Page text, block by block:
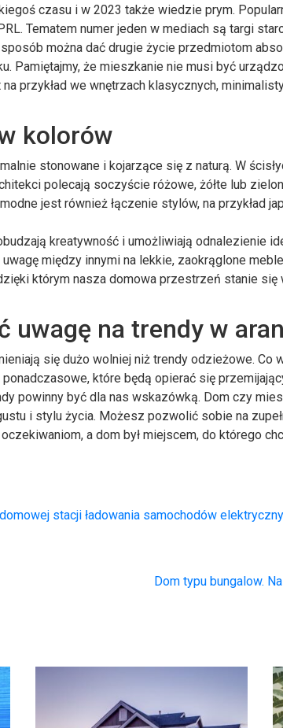
czasu i w 2023 także wiedzie prym.
Tematem numer jeden w mediach są targi
można dać drugie życie przedmiotom
Pamiętajmy, że mieszkanie nie musi być
przykład we wnętrzach klasycznych,
kolorów
stonowane i kojarzące się z naturą. W
polecają soczyście różowe, żółte lub
jest również łączenie stylów, na przykład
kreatywność i umożliwiają odnalezienie
między innymi na lekkie, zaokrąglone
którym nasza domowa przestrzeń stanie się
uwagę na trendy w
się dużo wolniej niż trendy odzieżowe. Co
które będą opierać się
powinny być dla nas wskazówką. Dom czy
i stylu życia. Możesz pozwolić sobie na
a dom był miejscem, do którego
stacji ładowania samochodów
Dom typu bungalow.